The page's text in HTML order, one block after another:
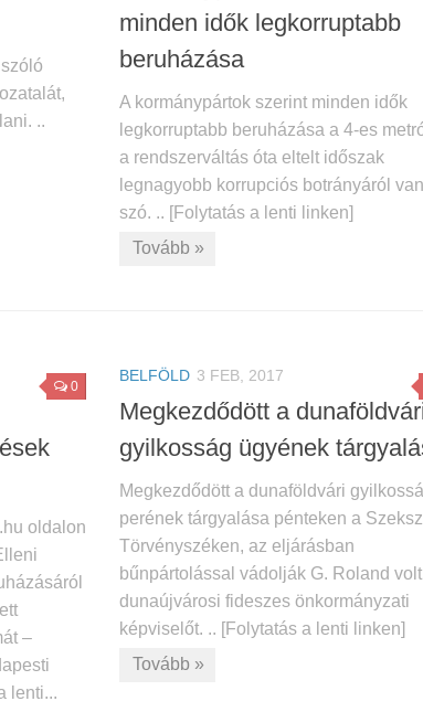
..
minden idők legkorruptabb
beruházása
A kormánypártok szerint minden idők
legkorruptabb beruházása a 4-es
a rendszerváltás óta eltelt időszak
legnagyobb korrupciós botrányáról van
szó. .. [Folytatás a lenti linken]
Tovább »
0
oldalon
–
lenti...
BELFÖLD 3 FEB, 2017
Megkezdődött a
gyilkosság ügyének
Megkezdődött a dunaföldvári
perének tárgyalása pénteken a
Törvényszéken, az eljárásban
bűnpártolással vádolják G. Roland volt
dunaújvárosi fideszes önkormányzati
képviselőt. .. [Folytatás a lenti linken]
Tovább »